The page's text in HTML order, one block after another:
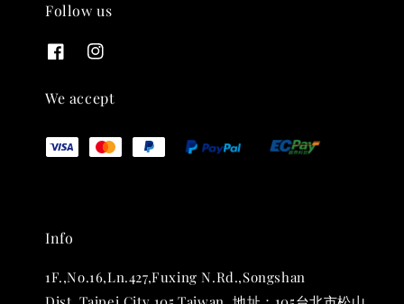
THT 九週年紀念 T-shirt
NT$ 880
加入購物車
Follow us
We accept
Info
1F.,No.16,Ln.427,Fuxing N.Rd.,Songshan